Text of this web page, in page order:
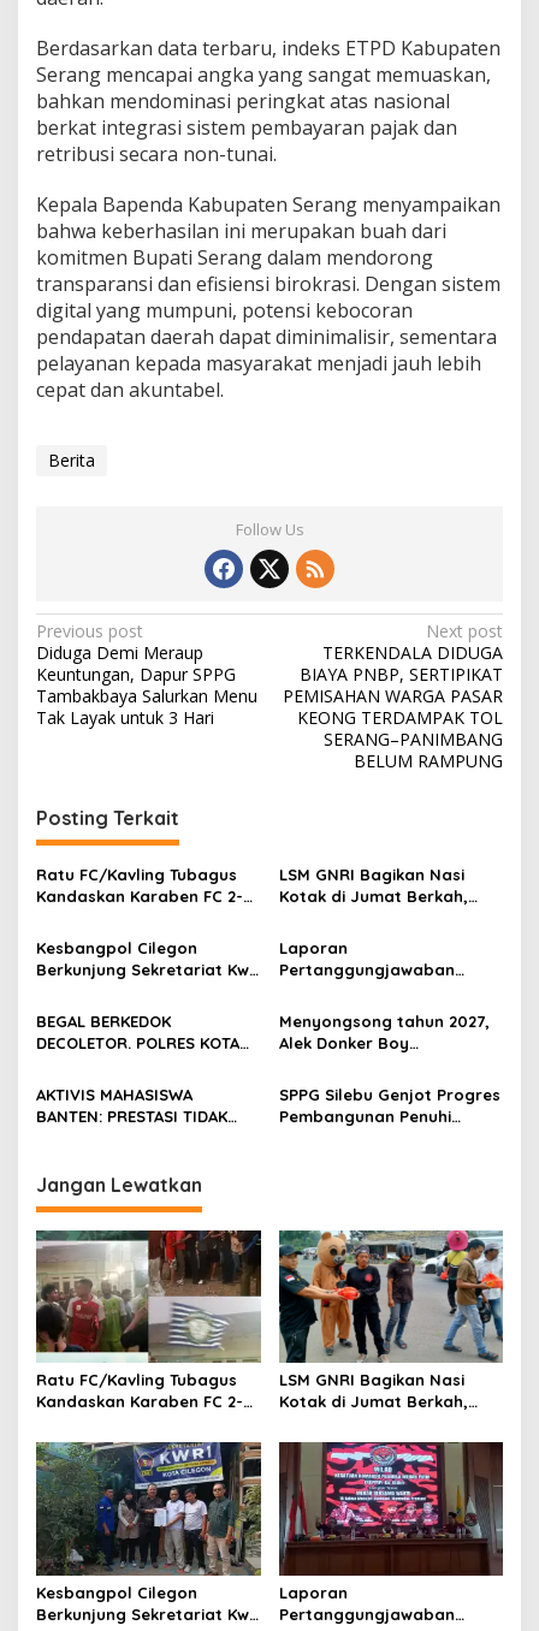
Berdasarkan data terbaru, indeks ETPD Kabupaten
Serang mencapai angka yang sangat memuaskan,
bahkan mendominasi peringkat atas nasional
berkat integrasi sistem pembayaran pajak dan
retribusi secara non-tunai.
Kepala Bapenda Kabupaten Serang menyampaikan
bahwa keberhasilan ini merupakan buah dari
komitmen Bupati Serang dalam mendorong
transparansi dan efisiensi birokrasi. Dengan sistem
digital yang mumpuni, potensi kebocoran
pendapatan daerah dapat diminimalisir, sementara
pelayanan kepada masyarakat menjadi jauh lebih
cepat dan akuntabel.
Berita
Follow Us
Post
navigation
Previous post
Diduga Demi Meraup
Keuntungan, Dapur SPPG
Tambakbaya Salurkan Menu
Tak Layak untuk 3 Hari
Next post
TERKENDALA DIDUGA
BIAYA PNBP, SERTIPIKAT
PEMISAHAN WARGA PASAR
KEONG TERDAMPAK TOL
SERANG–PANIMBANG
BELUM RAMPUNG
Posting Terkait
Ratu FC/Kavling Tubagus
Kandaskan Karaben FC 2-0:
Kebersamaan Warga
Sindang Heula
LSM GNRI Bagikan Nasi
Kotak di Jumat Berkah,
Kesbangpol Cilegon
Berkunjung Sekretariat Kwri
Kemitraan yang kokoh
Laporan
Pertanggungjawaban
Panitia Milad KKPMP ke-15
Resmi Ditutup
BEGAL BERKEDOK
DECOLETOR. POLRES KOTA
TEGAS
Menyongsong tahun 2027,
Alek Donker Boy
SerangPost.com, mengajak
seluruh jajaran untuk terus
meningkatkan
AKTIVIS MAHASISWA
BANTEN: PRESTASI TIDAK
SPPG Silebu Genjot Progres
Pembangunan Penuhi
Jangan Lewatkan
Ratu FC/Kavling Tubagus
Kandaskan Karaben FC 2-0:
Kebersamaan Warga
Sindang Heula
LSM GNRI Bagikan Nasi
Kotak di Jumat Berkah,
Kesbangpol Cilegon
Berkunjung Sekretariat Kwri
Laporan
Pertanggungjawaban